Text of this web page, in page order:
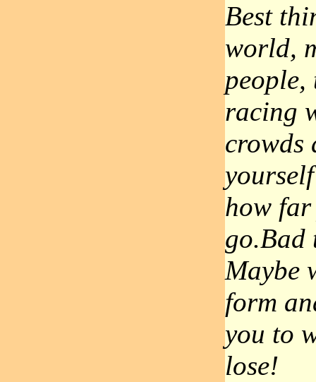
Best
world,
racing
crowds
how
go.Bad
Maybe
form
you to
lose!